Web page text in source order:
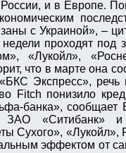
и в Европе.
с Украиной», –
проходят под
«Лукойл»,
что в марте она
Экспресс»,
Fitch понизило
банка», сообщает
ЗАО «Ситибанк»
Сухого»,
эффектом от